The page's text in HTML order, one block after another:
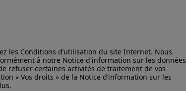
les Conditions d’utilisation du site Internet. Nous
à notre Notice d'information sur les données
refuser certaines activités de traitement de vos
« Vos droits » de la Notice d’information sur les